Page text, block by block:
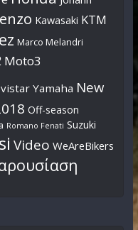
Kawasaki KTM
Marco Melandri
Moto3
Yamaha New
Off-season
Romano Fenati Suzuki
Video WeAreBikers